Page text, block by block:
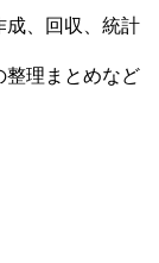
成、回収、統計
整理まとめなど